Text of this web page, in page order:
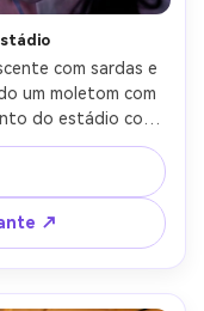
com sardas e
um moletom com
do estádio com
derramamento
de luz, Sony A1,
molduras, olhos
pele real à vida,
AR 4:5
↗